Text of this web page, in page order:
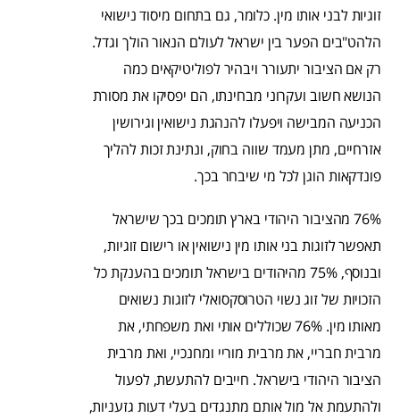
זוגיות לבני אותו מין. כלומר, גם בתחום מיסוד נישואי
הלהט"בים הפער בין ישראל לעולם הנאור הולך וגדל.
רק אם הציבור יתעורר ויבהיר לפוליטיקאים כמה
הנושא חשוב ועקרוני מבחינתו, הם יפסיקו את מסורת
הכניעה המבישה ויפעלו להנהגת נישואין וגירושין
אזרחיים, מתן מעמד שווה בחוק, ונתינת זכות להליך
פונדקאות הוגן לכל מי שיבחר בכך.
76% מהציבור היהודי בארץ תומכים בכך שישראל
תאפשר לזוגות בני אותו מין נישואין או רישום זוגיות,
ובנוסף, 75% מהיהודים בישראל תומכים בהענקת כל
הזכויות של זוג נשוי הטרוסקסואלי לזוגות נשואים
מאותו מין. 76% שכוללים אותי ואת משפחתי, את
מרבית חבריי, את מרבית מוריי ומחנכיי, ואת מרבית
הציבור היהודי בישראל. חייבים להתעשת, לפעול
ולהתעמת אל מול אותם מתנגדים בעלי דעות גזעניות,